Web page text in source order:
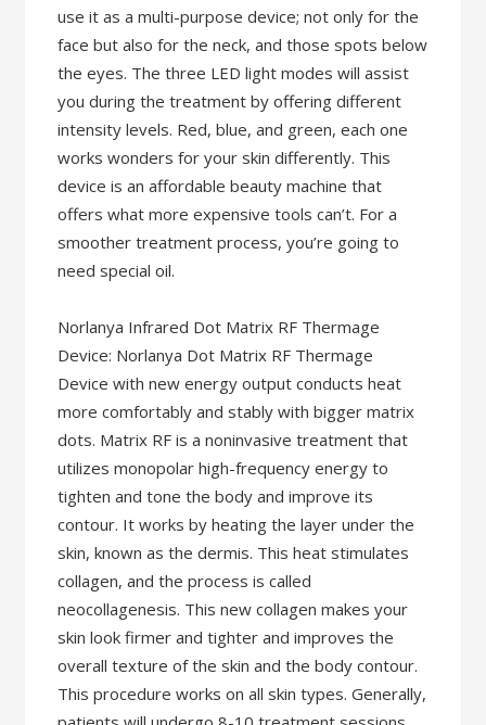
use it as a multi-purpose device; not only for the
face but also for the neck, and those spots below
the eyes. The three LED light modes will assist
you during the treatment by offering different
intensity levels. Red, blue, and green, each one
works wonders for your skin differently. This
device is an affordable beauty machine that
offers what more expensive tools can’t. For a
smoother treatment process, you’re going to
need special oil.
Norlanya Infrared Dot Matrix RF Thermage
Device: Norlanya Dot Matrix RF Thermage
Device with new energy output conducts heat
more comfortably and stably with bigger matrix
dots. Matrix RF is a noninvasive treatment that
utilizes monopolar high-frequency energy to
tighten and tone the body and improve its
contour. It works by heating the layer under the
skin, known as the dermis. This heat stimulates
collagen, and the process is called
neocollagenesis. This new collagen makes your
skin look firmer and tighter and improves the
overall texture of the skin and the body contour.
This procedure works on all skin types. Generally,